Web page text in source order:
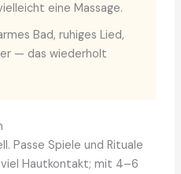
eine Massage.
Bad, ruhiges Lied,
— das wiederholt
Passe Spiele und Rituale
Hautkontakt; mit 4–6